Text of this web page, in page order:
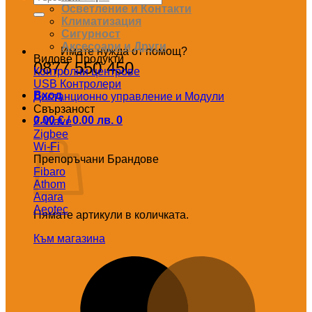
за:
Имате нужда от помощ?
0877 550 450
Вход
0.00€/ 0.00 лв. 0
Количка
Нямате артикули в количката.
Към магазина
Осветление и Контакти
Климатизация
Сигурност
Аксесоари и Други
Видове Продукти
Контролни центрове
USB Контролери
Дистанционно управление и Модули
Свързаност
Z-Wave
Zigbee
Wi-Fi
Препоръчани Брандове
Fibaro
Athom
Aqara
Aeotec